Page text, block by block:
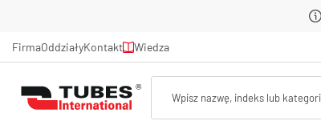
FirmaOddziałyKontakt Wiedza